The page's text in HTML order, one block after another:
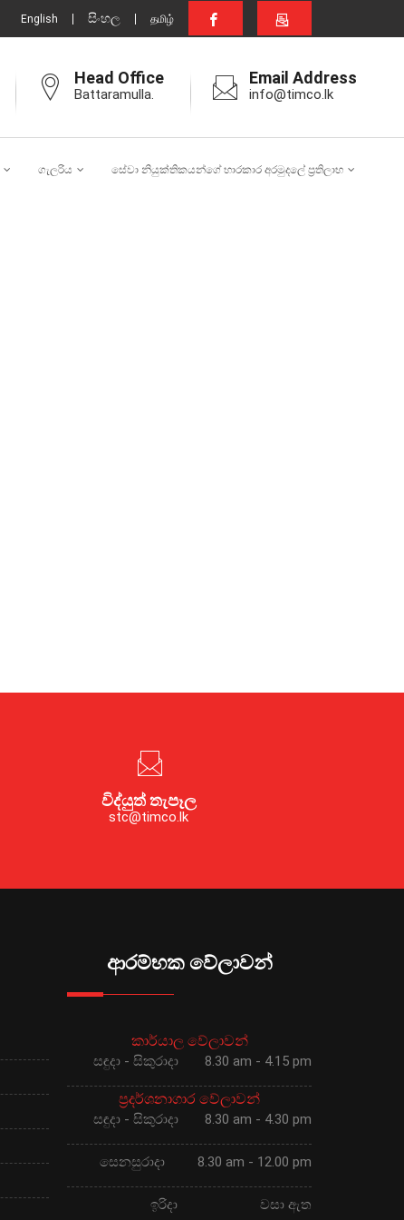
English සිංහල தமிழ்
Head Office
Battaramulla.
Email Address
info@timco.lk
ගැලරිය සේවා නියුක්තිකයන්ගේ භාරකාර අරමුදලේ ප්‍රතිලාභ
විද්යුත් තැපෑල
stc@timco.lk
ආරම්භක වේලාවන්
කාර්යාල වේලාවන්
සඳුදා - සිකුරාදා 8.30 am - 4.15 pm
ප්‍රදර්ශනාගාර වේලාවන්
සඳුදා - සිකුරාදා 8.30 am - 4.30 pm
සෙනසුරාදා 8.30 am - 12.00 pm
ඉරිදා වසා ඇත